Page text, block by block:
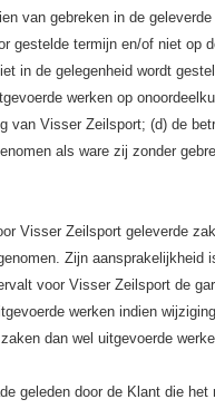
van gebreken in de
gestelde termijn en/of niet op
in de gelegenheid wordt
werken op
van Visser Zeilsport; (d) de
als ware zij zonder
Visser Zeilsport geleverde
Zijn aansprakelijkheid
voor Visser Zeilsport de
werken indien
dan wel uitgevoerde
geleden door de Klant die